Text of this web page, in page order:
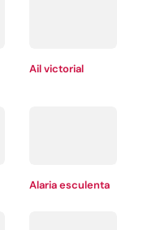
Ail victorial
Alaria esculenta